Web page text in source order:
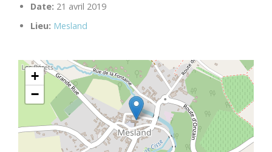
Date: 21 avril 2019
Lieu: Mesland
+
−